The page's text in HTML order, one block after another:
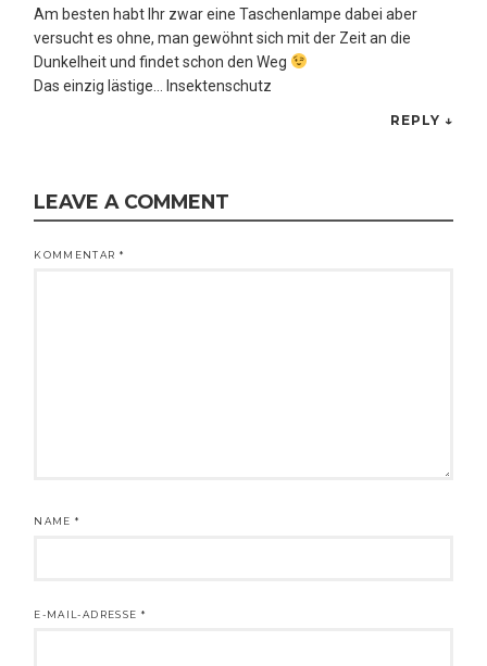
Am besten habt Ihr zwar eine Taschenlampe dabei aber
versucht es ohne, man gewöhnt sich mit der Zeit an die
Dunkelheit und findet schon den Weg
Das einzig lästige… Insektenschutz
REPLY ↓
LEAVE A COMMENT
KOMMENTAR *
NAME*
E-MAIL-ADRESSE *